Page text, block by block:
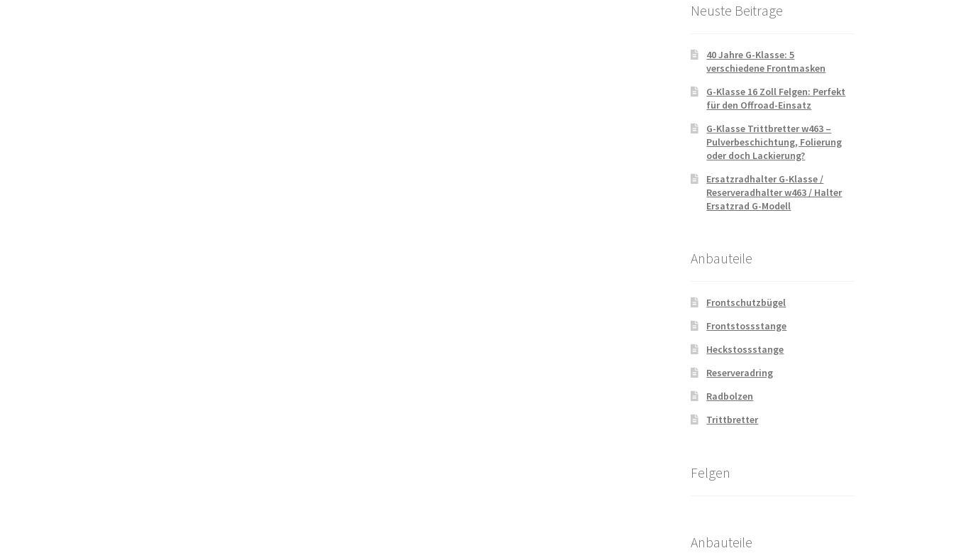
Neuste Beitrage
40 Jahre G-Klasse: 5
verschiedene Frontmasken
G-Klasse 16 Zoll Felgen: Perfekt
für den Offroad-Einsatz
G-Klasse Trittbretter w463 –
Pulverbeschichtung, Folierung
oder doch Lackierung?
Ersatzradhalter G-Klasse /
Reserveradhalter w463 / Halter
Ersatzrad G-Modell
Anbauteile
Frontschutzbügel
Frontstossstange
Heckstossstange
Reserveradring
Radbolzen
Trittbretter
Felgen
Anbauteile